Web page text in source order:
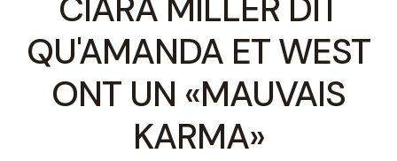
QU'AMANDA ET WEST
ONT UN «MAUVAIS
KARMA»